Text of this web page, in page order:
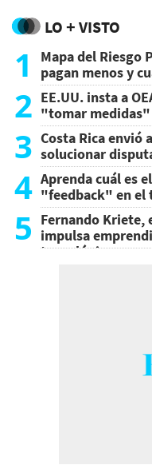
LO + VISTO
1
Mapa del Riesgo
pagan menos y
2 EE.UU. insta a
"tomar medidas"
3 Costa Rica envió
solucionar
4 Aprenda cuál es
"feedback" en el
5 Fernando Kriete,
impulsa
tecnológicos